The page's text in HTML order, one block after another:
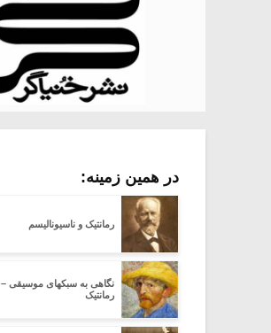
در همین زمینه:
رمانتیک و ناسیونالیسم
نگاهی به سبکهای موسیقی –
رمانتیک